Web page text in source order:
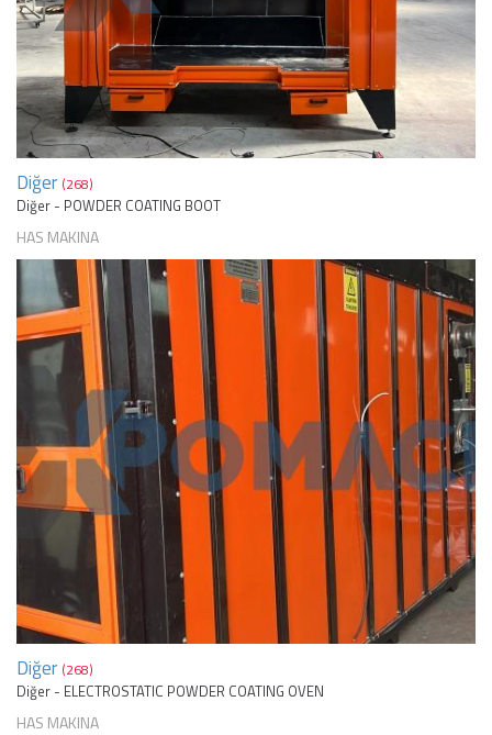
Diğer (268)
Diğer - POWDER COATING BOOT
HAS MAKINA
Diğer (268)
Diğer - ELECTROSTATIC POWDER COATING OVEN
HAS MAKINA